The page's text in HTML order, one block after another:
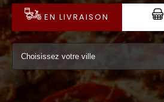
VOTRE COMPTE
NOTRE RESTAURANT
VOS AVIS
MENTIONS LÉGALES
EN LIVRAISON